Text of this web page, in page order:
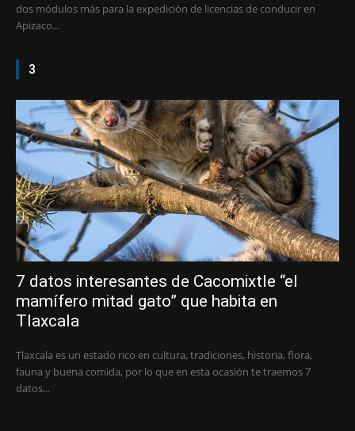
dos módulos más para la expedición de licencias de conducir en
Apizaco...
3
7 datos interesantes de Cacomixtle “el
mamífero mitad gato” que habita en
Tlaxcala
Tlaxcala es un estado rico en cultura, tradiciones, historia, flora,
fauna y buena comida, por lo que en esta ocasión te traemos 7
datos...